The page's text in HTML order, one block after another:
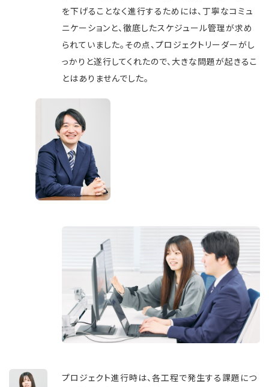
を下げることなく進行するためには、丁寧なコミュ
ニケーションと、徹底したスケジュール管理が求め
られていました。その点、プロジェクトリーダーがし
っかりと遂行してくれたので、大きな問題が起きるこ
とはありませんでした。
プロジェクト進行時は、各工程で発生する課題につ